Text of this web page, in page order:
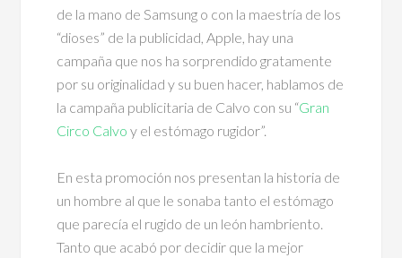
de la mano de Samsung o con la maestría de los
“dioses” de la publicidad, Apple, hay una
campaña que nos ha sorprendido gratamente
por su originalidad y su buen hacer, hablamos de
la campaña publicitaria de Calvo con su “Gran
Circo Calvo y el estómago rugidor”.
En esta promoción nos presentan la historia de
un hombre al que le sonaba tanto el estómago
que parecía el rugido de un león hambriento.
Tanto que acabó por decidir que la mejor